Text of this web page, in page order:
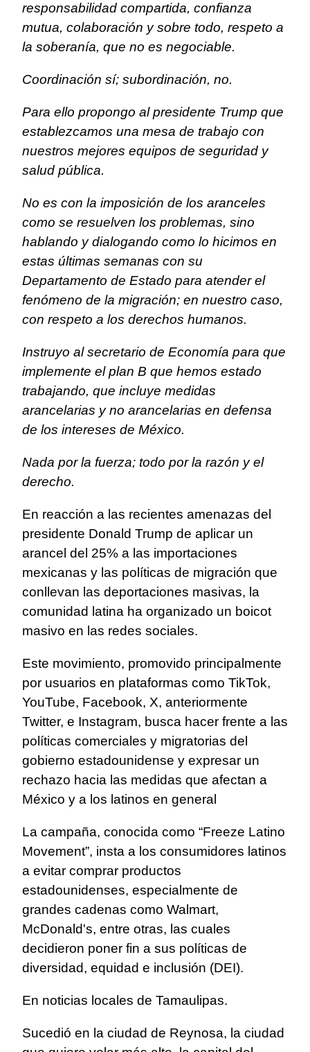
responsabilidad compartida, confianza
mutua, colaboración y sobre todo, respeto a
la soberanía, que no es negociable.
Coordinación sí; subordinación, no.
Para ello propongo al presidente Trump que
establezcamos una mesa de trabajo con
nuestros mejores equipos de seguridad y
salud pública.
No es con la imposición de los aranceles
como se resuelven los problemas, sino
hablando y dialogando como lo hicimos en
estas últimas semanas con su
Departamento de Estado para atender el
fenómeno de la migración; en nuestro caso,
con respeto a los derechos humanos.
Instruyo al secretario de Economía para que
implemente el plan B que hemos estado
trabajando, que incluye medidas
arancelarias y no arancelarias en defensa
de los intereses de México.
Nada por la fuerza; todo por la razón y el
derecho.
En reacción a las recientes amenazas del
presidente Donald Trump de aplicar un
arancel del 25% a las importaciones
mexicanas y las políticas de migración que
conllevan las deportaciones masivas, la
comunidad latina ha organizado un boicot
masivo en las redes sociales.
Este movimiento, promovido principalmente
por usuarios en plataformas como TikTok,
YouTube, Facebook, X, anteriormente
Twitter, e Instagram, busca hacer frente a las
políticas comerciales y migratorias del
gobierno estadounidense y expresar un
rechazo hacia las medidas que afectan a
México y a los latinos en general
La campaña, conocida como “Freeze Latino
Movement”, insta a los consumidores latinos
a evitar comprar productos
estadounidenses, especialmente de
grandes cadenas como Walmart,
McDonald's, entre otras, las cuales
decidieron poner fin a sus políticas de
diversidad, equidad e inclusión (DEI).
En noticias locales de Tamaulipas.
Sucedió en la ciudad de Reynosa, la ciudad